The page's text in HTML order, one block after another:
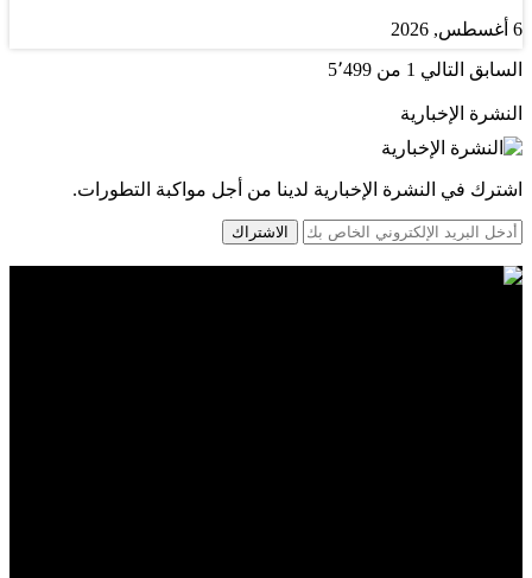
6 أغسطس, 2026
السابق التالي 1 من 5٬499
النشرة الإخبارية
اشترك في النشرة الإخبارية لدينا من أجل مواكبة التطورات.
الاشتراك